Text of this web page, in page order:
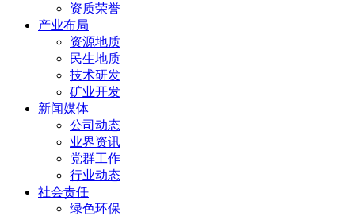
资质荣誉
产业布局
资源地质
民生地质
技术研发
矿业开发
新闻媒体
公司动态
业界资讯
党群工作
行业动态
社会责任
绿色环保